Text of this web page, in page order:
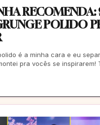
RECOMENDA:
POLIDO
é a minha cara e eu
pra vocês se inspirarem!